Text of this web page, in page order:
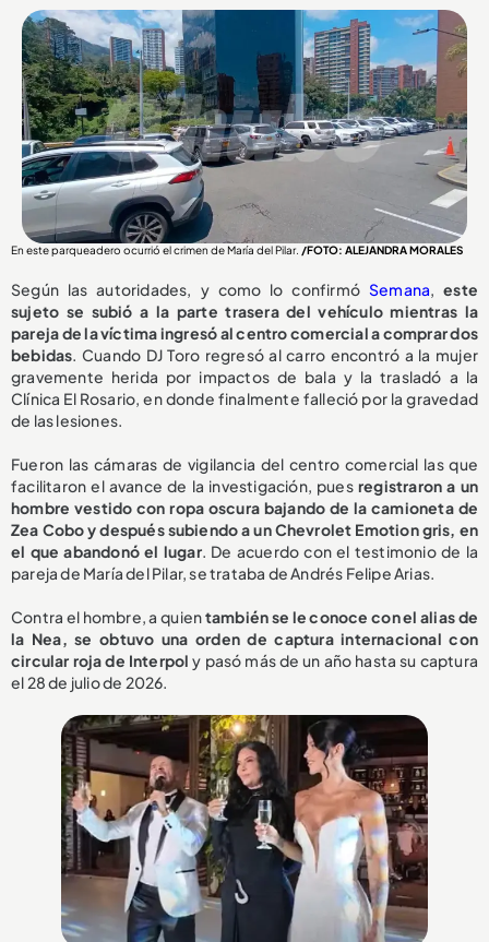
En este parqueadero ocurrió el crimen de María del Pilar. /FOTO: ALEJANDRA MORALES
Según las autoridades, y como lo confirmó Semana,este
sujeto se subió a la parte trasera del vehículo mientras la
pareja de la víctima ingresó al centro comercial a comprar dos
bebidas. Cuando DJ Toro regresó al carro encontró a la mujer
gravemente herida por impactos de bala y la trasladó a la
Clínica El Rosario, en donde finalmente falleció por la gravedad
de las lesiones.
Fueron las cámaras de vigilancia del centro comercial las que
facilitaron el avance de la investigación, pues registraron a un
hombre vestido con ropa oscura bajando de la camioneta de
Zea Cobo y después subiendo a un Chevrolet Emotion gris, en
el que abandonó el lugar. De acuerdo con el testimonio de la
pareja de María del Pilar, se trataba de Andrés Felipe Arias.
Contra el hombre, a quientambién se le conoce con el alias de
la Nea, se obtuvo una orden de captura internacional con
circular roja de Interpol y pasó más de un año hasta su captura
el 28 de julio de 2026.